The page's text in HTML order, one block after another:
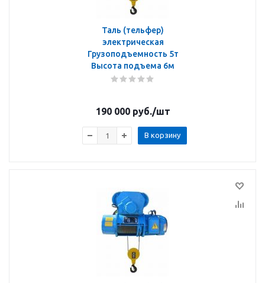
Таль (тельфер)
электрическая
Грузоподъемность 5т
Высота подъема 6м
190 000руб./шт
В корзину